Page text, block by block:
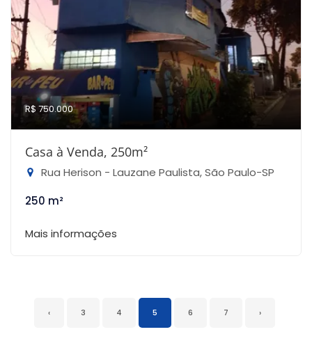
R$ 750.000
Casa à Venda, 250m²
Rua Herison - Lauzane Paulista, São Paulo-SP
250 m²
Mais informações
‹ 3 4 5 6 7 ›